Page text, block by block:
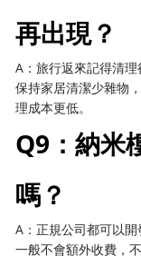
再出現？
A：旅行返來記得清
保持家居清潔少雜物
理成本更低。
Q9：納米
嗎？
A：正規公司都可以
一般不會額外收費，不